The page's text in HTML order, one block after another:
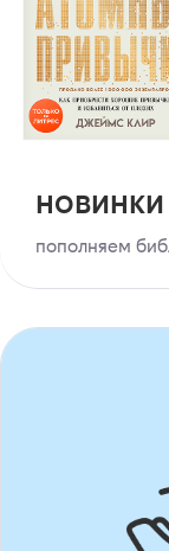
пополняем